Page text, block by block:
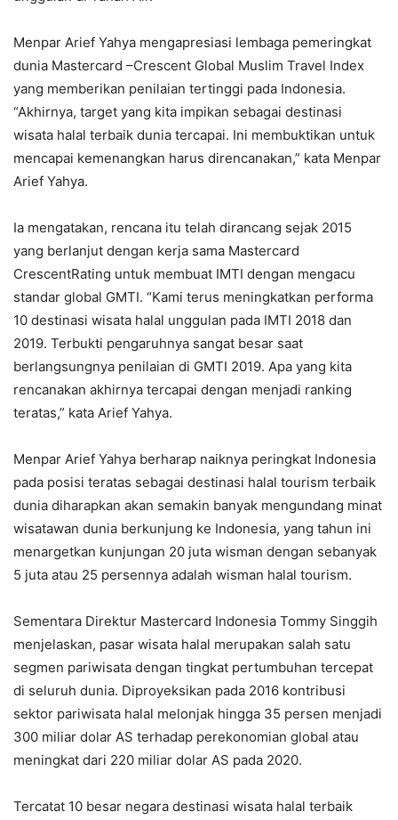
Menpar Arief Yahya mengapresiasi lembaga pemeringkat
dunia Mastercard –Crescent Global Muslim Travel Index
yang memberikan penilaian tertinggi pada Indonesia.
“Akhirnya, target yang kita impikan sebagai destinasi
wisata halal terbaik dunia tercapai. Ini membuktikan untuk
mencapai kemenangkan harus direncanakan,” kata Menpar
Arief Yahya.
Ia mengatakan, rencana itu telah dirancang sejak 2015
yang berlanjut dengan kerja sama Mastercard
CrescentRating untuk membuat IMTI dengan mengacu
standar global GMTI. “Kami terus meningkatkan performa
10 destinasi wisata halal unggulan pada IMTI 2018 dan
2019. Terbukti pengaruhnya sangat besar saat
berlangsungnya penilaian di GMTI 2019. Apa yang kita
rencanakan akhirnya tercapai dengan menjadi ranking
teratas,” kata Arief Yahya.
Menpar Arief Yahya berharap naiknya peringkat Indonesia
pada posisi teratas sebagai destinasi halal tourism terbaik
dunia diharapkan akan semakin banyak mengundang minat
wisatawan dunia berkunjung ke Indonesia, yang tahun ini
menargetkan kunjungan 20 juta wisman dengan sebanyak
5 juta atau 25 persennya adalah wisman halal tourism.
Sementara Direktur Mastercard Indonesia Tommy Singgih
menjelaskan, pasar wisata halal merupakan salah satu
segmen pariwisata dengan tingkat pertumbuhan tercepat
di seluruh dunia. Diproyeksikan pada 2016 kontribusi
sektor pariwisata halal melonjak hingga 35 persen menjadi
300 miliar dolar AS terhadap perekonomian global atau
meningkat dari 220 miliar dolar AS pada 2020.
Tercatat 10 besar negara destinasi wisata halal terbaik